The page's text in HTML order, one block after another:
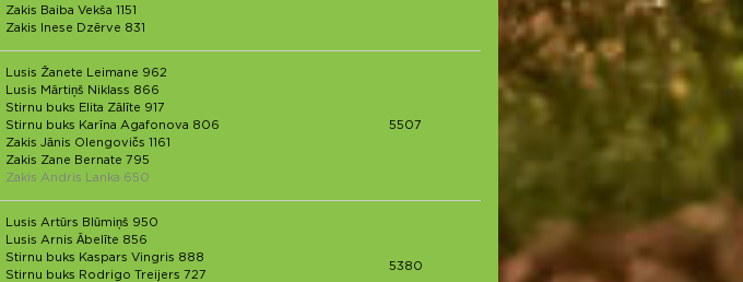
Zakis Baiba Vekša 1151
Zakis Inese Dzērve 831
Lusis Žanete Leimane 962
Lusis Mārtiņš Niklass 866
Stirnu buks Elita Zālīte 917
Stirnu buks Karīna Agafonova 806
Zakis Jānis Olengovičs 1161
Zakis Zane Bernate 795
Zakis Andris Lanka 650
5507
Lusis Artūrs Blūmiņš 950
Lusis Arnis Ābelīte 856
Stirnu buks Kaspars Vingris 888
Stirnu buks Rodrigo Treijers 727
5380